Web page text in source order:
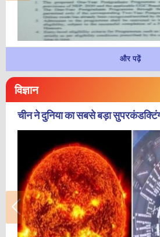
और पढ़ें
विज्ञान
चीन ने दुनिया का सबसे बड़ा